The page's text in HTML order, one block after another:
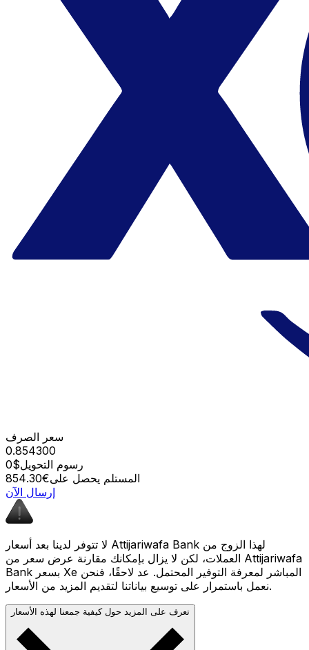
سعر الصرف
0.854300
رسوم التحويل$0
المستلم يحصل على€854.30
إرسال الآن
لا تتوفر لدينا بعد أسعار Attijariwafa Bank لهذا الزوج من
العملات، لكن لا يزال بإمكانك مقارنة عرض سعر من Attijariwafa
Bank بسعر Xe المباشر لمعرفة التوفير المحتمل. عد لاحقًا، فنحن
نعمل باستمرار على توسيع بياناتنا لتقديم المزيد من الأسعار.
تعرف على المزيد حول كيفية جمعنا لهذه الأسعار